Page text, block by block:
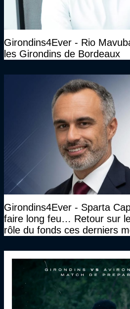
Girondins4Ever - Rio
les Girondins de Bordeaux
Girondins4Ever - Sparta
faire long feu… Retour sur
rôle du fonds ces derniers